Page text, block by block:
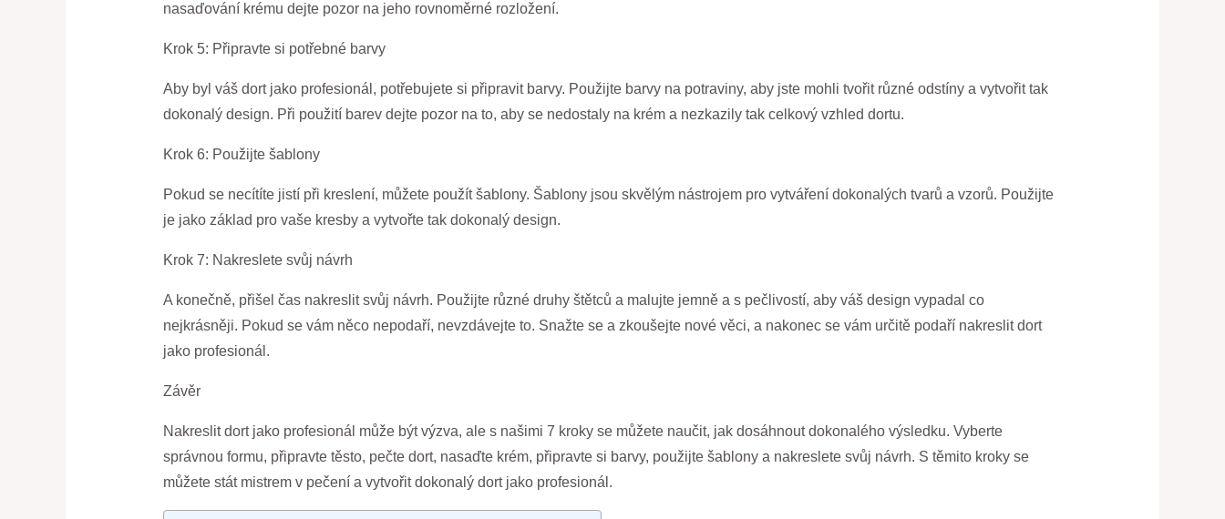
nasaďování krému dejte pozor na jeho rovnoměrné rozložení.
Krok 5: Připravte si potřebné barvy
Aby byl váš dort jako profesionál, potřebujete si připravit barvy. Použijte barvy na potraviny, aby jste mohli tvořit různé odstíny a vytvořit tak
dokonalý design. Při použití barev dejte pozor na to, aby se nedostaly na krém a nezkazily tak celkový vzhled dortu.
Krok 6: Použijte šablony
Pokud se necítíte jistí při kreslení, můžete použít šablony. Šablony jsou skvělým nástrojem pro vytváření dokonalých tvarů a vzorů. Použijte
je jako základ pro vaše kresby a vytvořte tak dokonalý design.
Krok 7: Nakreslete svůj návrh
A konečně, přišel čas nakreslit svůj návrh. Použijte různé druhy štětců a malujte jemně a s pečlivostí, aby váš design vypadal co
nejkrásněji. Pokud se vám něco nepodaří, nevzdávejte to. Snažte se a zkoušejte nové věci, a nakonec se vám určitě podaří nakreslit dort
jako profesionál.
Závěr
Nakreslit dort jako profesionál může být výzva, ale s našimi 7 kroky se můžete naučit, jak dosáhnout dokonalého výsledku. Vyberte
správnou formu, připravte těsto, pečte dort, nasaďte krém, připravte si barvy, použijte šablony a nakreslete svůj návrh. S těmito kroky se
můžete stát mistrem v pečení a vytvořit dokonalý dort jako profesionál.